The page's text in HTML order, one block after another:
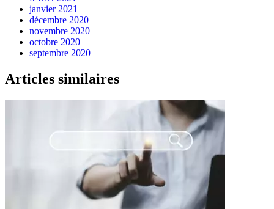
janvier 2021
décembre 2020
novembre 2020
octobre 2020
septembre 2020
Articles similaires